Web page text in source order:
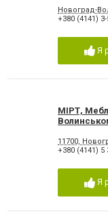
Новоград-
+380 (4141) 3-
Я
МІРТ,
11700,
+380 (4141) 5
Я